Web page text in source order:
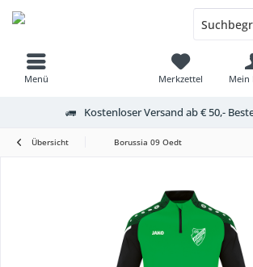
Menü Merkzettel Mein
Kostenloser Versand ab € 50,-
Übersicht Borussia 09 Oedt